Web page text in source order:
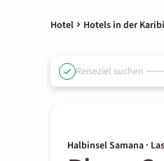
Hotel Hotels in der
Reiseziel suchen
Halbinsel Samana ·